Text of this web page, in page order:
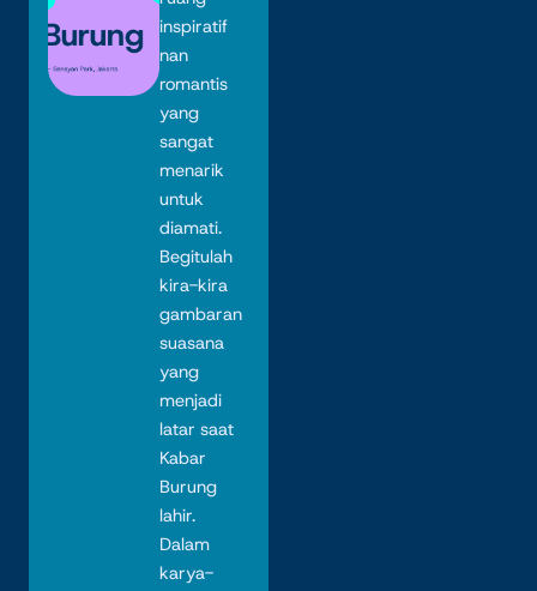
inspiratif
nan
romantis
yang
sangat
menarik
untuk
diamati.
Begitulah
kira-kira
gambaran
suasana
yang
menjadi
latar saat
Kabar
Burung
lahir.
Dalam
karya-